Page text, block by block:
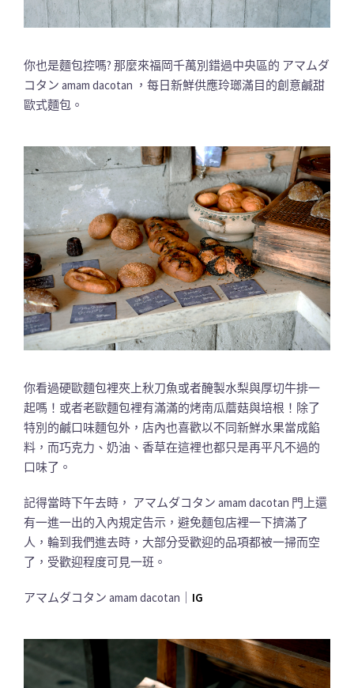
你也是麵包控嗎? 那麼來福岡千萬別錯過中央區的 アマムダ
コタン amam dacotan ，每日新鮮供應玲瑯滿目的創意鹹甜
歐式麵包。
你看過硬歐麵包裡夾上秋刀魚或者醃製水梨與厚切牛排一
起嗎！或者老歐麵包裡有滿滿的烤南瓜蘑菇與培根！除了
特別的鹹口味麵包外，店內也喜歡以不同新鮮水果當成餡
料，而巧克力、奶油、香草在這裡也都只是再平凡不過的
口味了。
記得當時下午去時， アマムダコタン amam dacotan 門上還
有一進一出的入內規定告示，避免麵包店裡一下擠滿了
人，輪到我們進去時，大部分受歡迎的品項都被一掃而空
了，受歡迎程度可見一班。
アマムダコタン amam dacotan｜ IG